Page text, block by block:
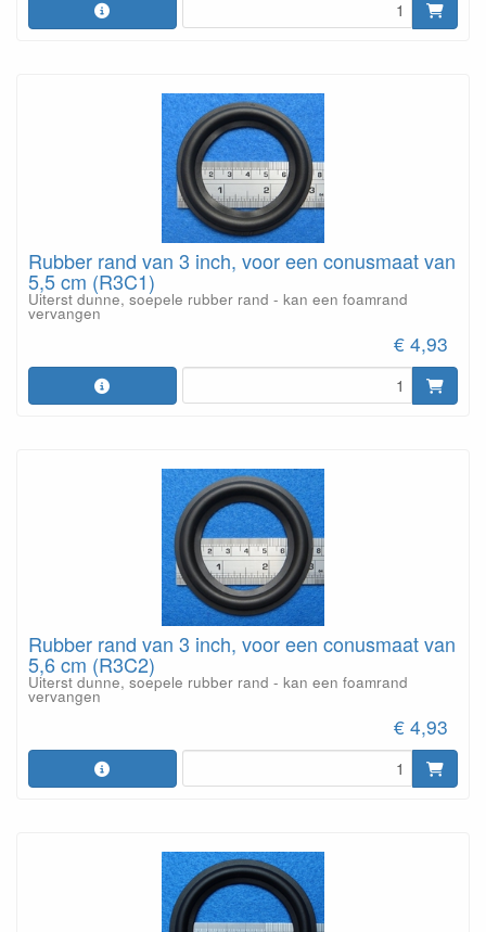
Rubber rand van 3 inch, voor een conusmaat van
5,5 cm (R3C1)
Uiterst dunne, soepele rubber rand - kan een foamrand
vervangen
€ 4,93
Rubber rand van 3 inch, voor een conusmaat van
5,6 cm (R3C2)
Uiterst dunne, soepele rubber rand - kan een foamrand
vervangen
€ 4,93